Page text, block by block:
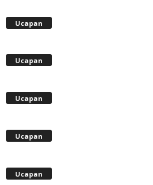
Ucapan
Ucapan
Ucapan
Ucapan
Ucapan